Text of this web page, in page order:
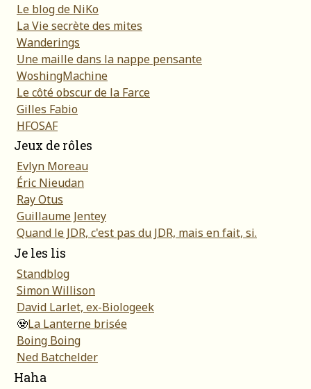
Le blog de NiKo
La Vie secrète des mites
Wanderings
Une maille dans la nappe pensante
WoshingMachine
Le côté obscur de la Farce
Gilles Fabio
HFOSAF
Jeux de rôles
Evlyn Moreau
Éric Nieudan
Ray Otus
Guillaume Jentey
Quand le JDR, c'est pas du JDR, mais en fait, si.
Je les lis
Standblog
Simon Willison
David Larlet, ex-Biologeek
🧟La Lanterne brisée
Boing Boing
Ned Batchelder
Haha